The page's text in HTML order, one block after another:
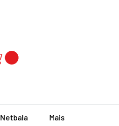
Netbala Mais